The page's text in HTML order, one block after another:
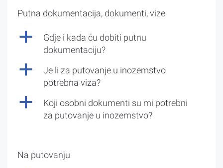
Putna dokumentacija, dokumenti, vize
a
Gdje i kada ću dobiti putnu
dokumentaciju?
a
Je li za putovanje u inozemstvo
potrebna viza?
a
Koji osobni dokumenti su mi potrebni
za putovanje u inozemstvo?
Na putovanju